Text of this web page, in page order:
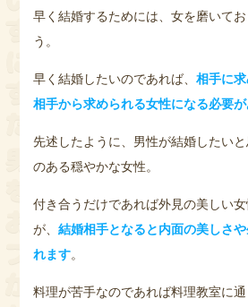
早く結婚するためには、女を磨いて
う。
早く結婚したいのであれば、相手に
相手から求められる女性になる必要
先述したように、男性が結婚したい
のある穏やかな女性。
付き合うだけであれば外見の美しい
が、結婚相手となると内面の美しさ
れます。
料理が苦手なのであれば料理教室に